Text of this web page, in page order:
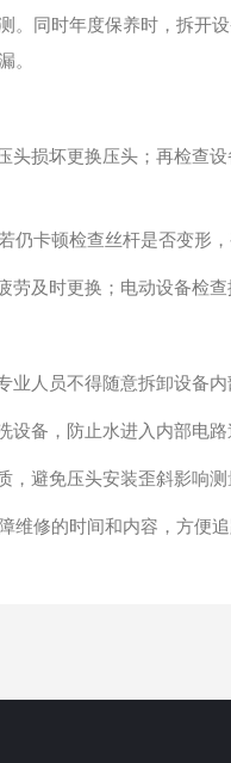
。同时年度保养时，拆开
。
损坏更换压头；再检查
卡顿检查丝杆是否变形，
及时更换；电动设备检
人员不得随意拆卸设备内
备，防止水进入内部电路
避免压头安装歪斜影响测
修的时间和内容，方便